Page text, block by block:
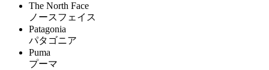
The North Face
ノースフェイス
Patagonia
パタゴニア
Puma
プーマ